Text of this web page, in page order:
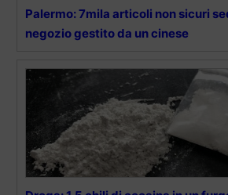
Palermo: 7mila articoli non sicuri
negozio gestito da un cinese